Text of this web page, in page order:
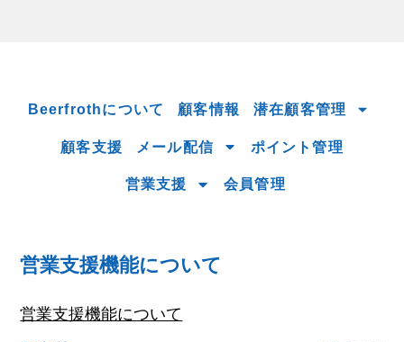
Beerfrothについて 顧客情報 潜在顧客管理
顧客支援 メール配信 ポイント管理
営業支援 会員管理
営業支援機能について
営業支援機能について